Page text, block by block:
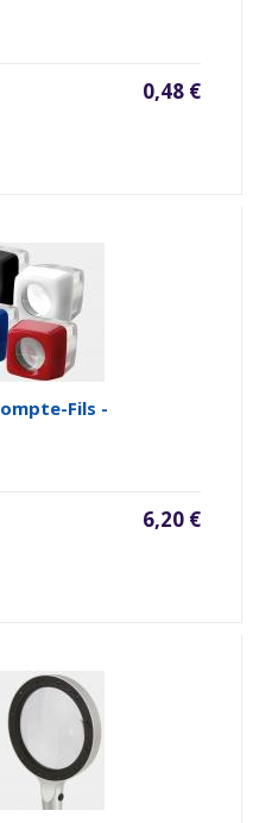
0,48 €
Fils -
6,20 €